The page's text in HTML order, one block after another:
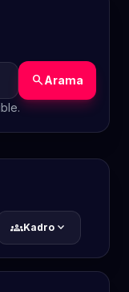
searchArama
groupsKadroexpand_more